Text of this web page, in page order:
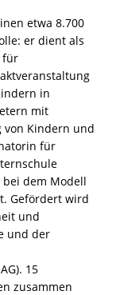
etwa 8.700
er dient als
für
in
mit
von Kindern und
für
dem Modell
Gefördert wird
und
und der
15
zusammen